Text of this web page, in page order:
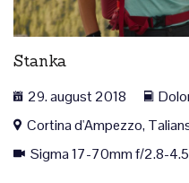
Stanka
29. august 2018
Cortina d'Ampezzo,
Sigma 17-70mm f/2.8-